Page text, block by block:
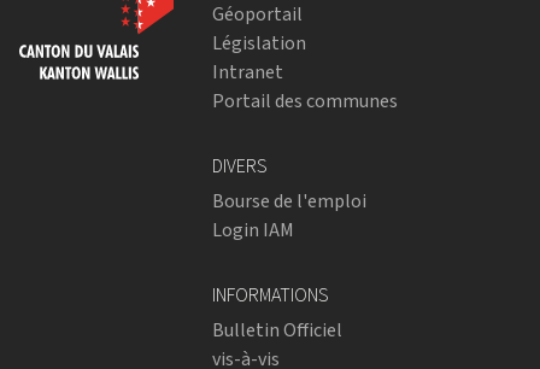
Géoportail
Législation
Intranet
Portail des communes
DIVERS
Bourse de l'emploi
Login IAM
INFORMATIONS
Bulletin Officiel
vis-à-vis